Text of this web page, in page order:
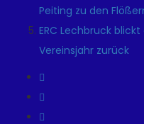
Peiting zu den
ERC Lechbruck
Vereinsjahr zurück